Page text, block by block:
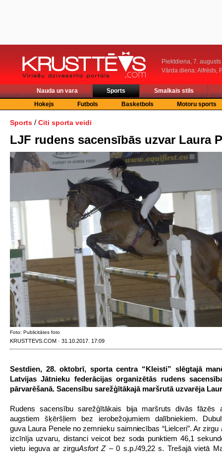
Piektdiena, 7. augusts
Vārda diena: Alfrēds,
Nauda un vara Sports
Smalkais stils
Hokejs
Futbols Basketbols Motoru sports
Sports / Citi sporta veidi
LJF rudens sacensībās uzvar Laura
Foto: Publicitātes foto
KRUSTTEVS.COM · 31.10.2017. 17:09
Sestdien, 28. oktobrī, sporta centra “Kleisti” slēgtajā
Latvijas Jātnieku federācijas organizētās rudens
pārvarēšanā. Sacensību sarežģītākajā maršrutā uzvarēja
Rudens sacensību sarežģītākais bija maršruts divās fāzēs
augstiem šķēršļiem bez ierobežojumiem dalībniekiem.
guva Laura Penele no zemnieku saimniecības “Lielceri”. Ar zirgu
izcīnīja uzvaru, distanci veicot bez soda punktiem 46,1
vietu ieguva ar zirguAsfort Z– 0 s.p./49,22 s. Trešajā vietā